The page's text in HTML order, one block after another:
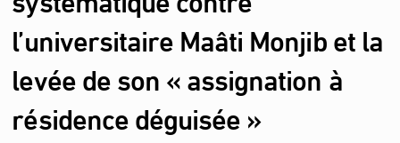
l’universitaire Maâti Monjib et la
levée de son « assignation à
résidence déguisée »